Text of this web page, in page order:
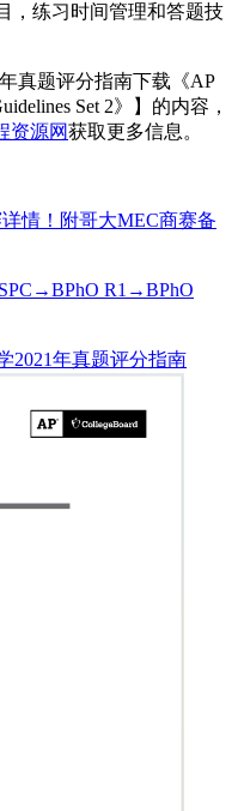
，练习时间管理和答题技
真题评分指南下载《AP
Set 2》】的内容，
资源网获取更多信息。
情！附哥大MEC商赛备
R1→BPhO
2021年真题评分指南